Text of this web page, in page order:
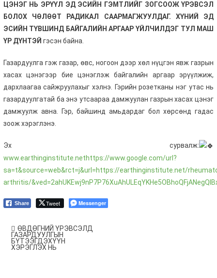
ЦЭНЭГ НЬ ЭРҮҮЛ ЭД ЭСИЙН ГЭМТЛИЙГ ЗОГСООЖ ҮРЭВСЭЛ
БОЛОХ ЧӨЛӨӨТ РАДИКАЛ СААРМАГЖУУЛДАГ. ХҮНИЙ ЭД
ЭСИЙН ТҮВШИНД БАЙГАЛИЙН АРГААР ҮЙЛЧИЛДЭГ ТУЛ МАШ
ҮР ДҮНТЭЙ гэсэн байна.
Газардуулга гэж газар, өвс, ногоон дээр хөл нүцгэн явж газрын
хасах цэнэгээр бие цэнэглэж байгалийн аргаар эрүүлжиж,
дархлаагаа сайжруулахыг хэлнэ. Гэрийн розетканы нэг утас нь
газардуулгатай ба энэ утсаараа дамжуулан газрын хасах цэнэг
дамжуулж авна. Гэр, байшинд амьдардаг бол хөрсөнд гадас
зоож хэрэглэнэ.
Эх сурвалж:
www.earthinginstitute.nethttps://www.google.com/url?
sa=t&source=web&rct=j&url=https://earthinginstitute.net/
arthritis/
Share Tweet Messenger
Мэдээний
цэс
ӨВДӨГНИЙ ҮРЭВСЭЛД
ГАЗАРДУУЛГЫН
БҮТЭЭГДЭХҮҮН
ХЭРЭГЛЭХ НЬ